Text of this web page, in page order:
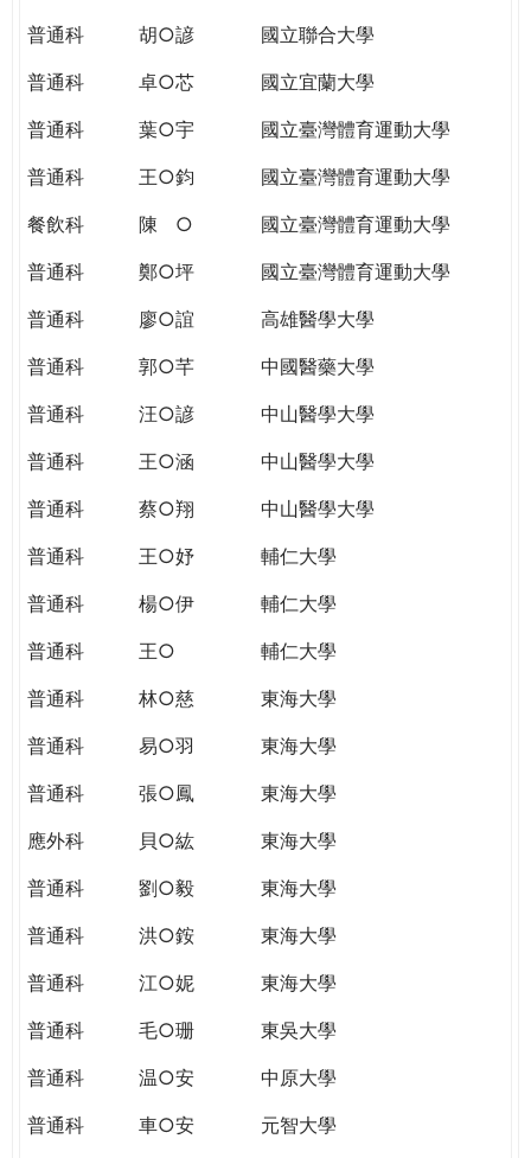
PUTTING
YOU
THE
CITIZENSHIP
普通科
胡○諺
國立聯合大學
普通科
卓○芯
國立宜蘭大學
普通科
葉○宇
國立臺灣體育運動大學
普通科
王○鈞
國立臺灣體育運動大學
餐飲科
陳 ○
國立臺灣體育運動大學
普通科
鄭○坪
國立臺灣體育運動大學
普通科
廖○誼
高雄醫學大學
普通科
郭○芊
中國醫藥大學
普通科
汪○諺
中山醫學大學
普通科
王○涵
中山醫學大學
普通科
蔡○翔
中山醫學大學
普通科
王○妤
輔仁大學
普通科
楊○伊
輔仁大學
普通科
王○
輔仁大學
普通科
林○慈
東海大學
普通科
易○羽
東海大學
普通科
張○鳳
東海大學
應外科
貝○紘
東海大學
普通科
劉○毅
東海大學
普通科
洪○銨
東海大學
普通科
江○妮
東海大學
普通科
毛○珊
東吳大學
普通科
温○安
中原大學
普通科
車○安
元智大學